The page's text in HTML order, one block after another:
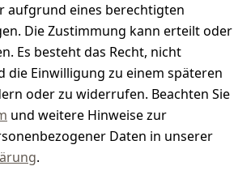
aufgrund eines berechtigten
Die Zustimmung kann erteilt oder
Es besteht das Recht, nicht
die Einwilligung zu einem späteren
oder zu widerrufen. Beachten Sie
und weitere Hinweise zur
Daten in unserer
.
r.
e